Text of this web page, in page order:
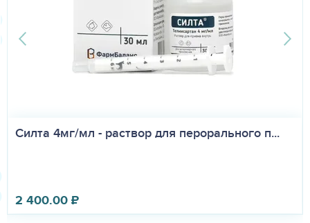
Силта 4мг/мл - раствор для перорального п...
2 400.00₽